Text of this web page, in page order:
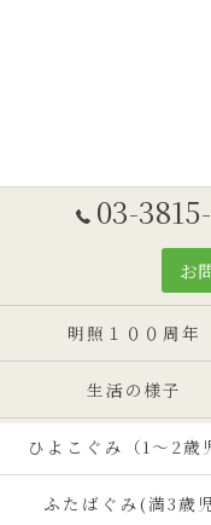
03-
お
明照１００周年
生活の様子
ひよこぐみ（1〜2歳
ふたばぐみ(満3歳